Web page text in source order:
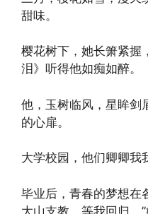
甜味。
樱花树下，她长箫紧握
泪》听得他如痴如醉。
他，玉树临风，星眸剑
的心扉。
大学校园，他们卿卿我
毕业后，青春的梦想在
大山支教，等我回归。